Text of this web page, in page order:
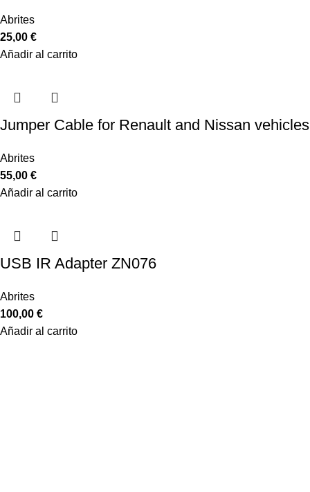
Abrites
25,00 €
Añadir al carrito
Jumper Cable for Renault and Nissan vehicles
Abrites
55,00 €
Añadir al carrito
USB IR Adapter ZN076
Abrites
100,00 €
Añadir al carrito